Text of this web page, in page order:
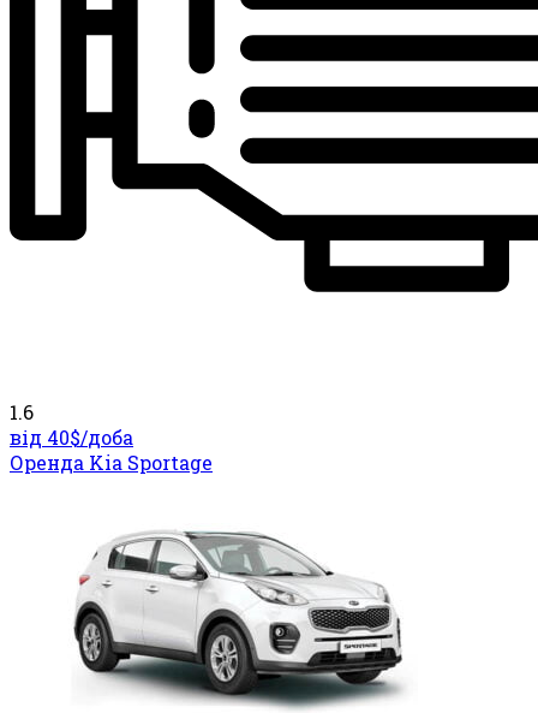
1.6
від 40$/доба
Оренда Kia Sportage